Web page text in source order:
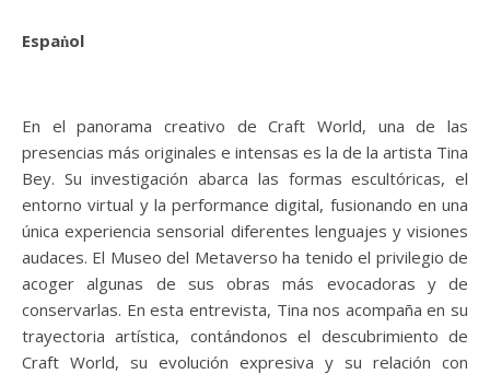
Espaṅol
En el panorama creativo de Craft World, una de las
presencias más originales e intensas es la de la artista Tina
Bey. Su investigación abarca las formas escultóricas, el
entorno virtual y la performance digital, fusionando en una
única experiencia sensorial diferentes lenguajes y visiones
audaces. El Museo del Metaverso ha tenido el privilegio de
acoger algunas de sus obras más evocadoras y de
conservarlas. En esta entrevista, Tina nos acompaña en su
trayectoria artística, contándonos el descubrimiento de
Craft World, su evolución expresiva y su relación con